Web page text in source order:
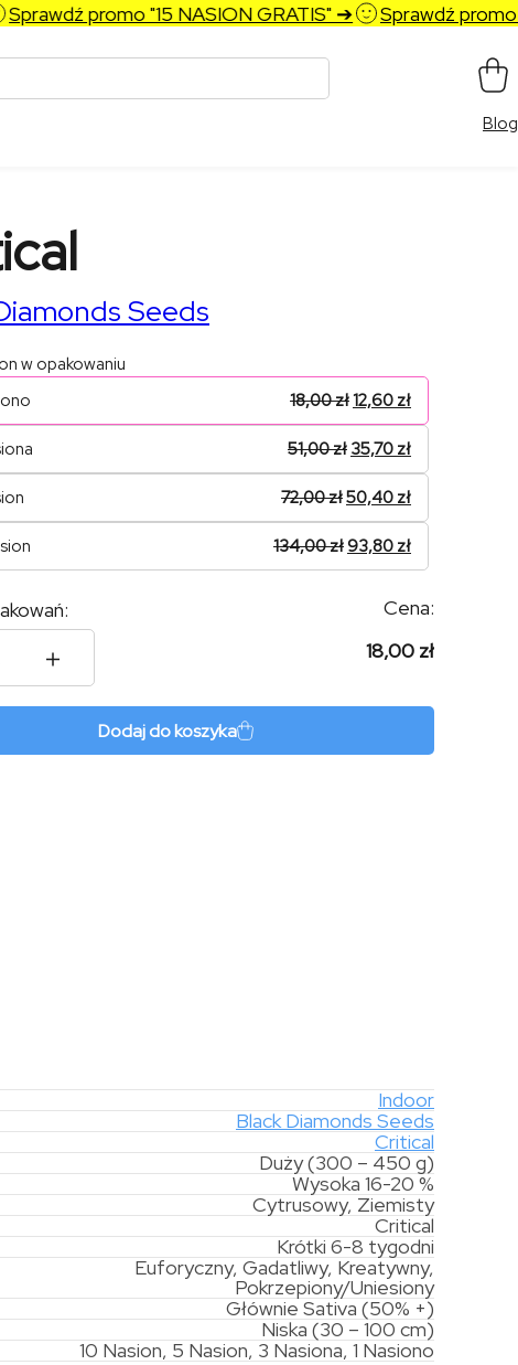
promo "15 NASION GRATIS" ➔ Sprawdź promo
Blog
Seeds
w opakowaniu
18,00zł12,60 zł
51,00zł 35,70 zł
72,00zł50,40 zł
134,00zł93,80 zł
Cena:
18,00 zł
Dodaj do koszyka
Indoor
Black Diamonds Seeds
Critical
Duży (300 – 450 g)
Wysoka 16-20 %
Cytrusowy, Ziemisty
Critical
Krótki 6-8 tygodni
Euforyczny, Gadatliwy, Kreatywny,
Pokrzepiony/Uniesiony
Głównie Sativa (50% +)
Niska (30 – 100 cm)
10 Nasion, 5 Nasion, 3 Nasiona, 1 Nasiono